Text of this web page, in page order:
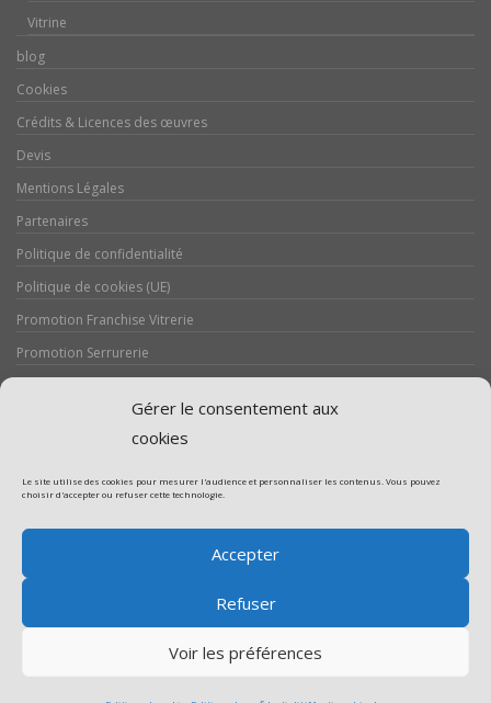
Gérer le consentement aux
cookies
Le site utilise des cookies pour mesurer l'audience et personnaliser les contenus. Vous pouvez
choisir d'accepter ou refuser cette technologie.
Accepter
Refuser
Voir les préférences
Vitrine
blog
Cookies
Crédits & Licences des œuvres
Devis
Mentions Légales
Partenaires
Politique de confidentialité
Politique de cookies (UE)
Promotion Franchise Vitrerie
Promotion Serrurerie